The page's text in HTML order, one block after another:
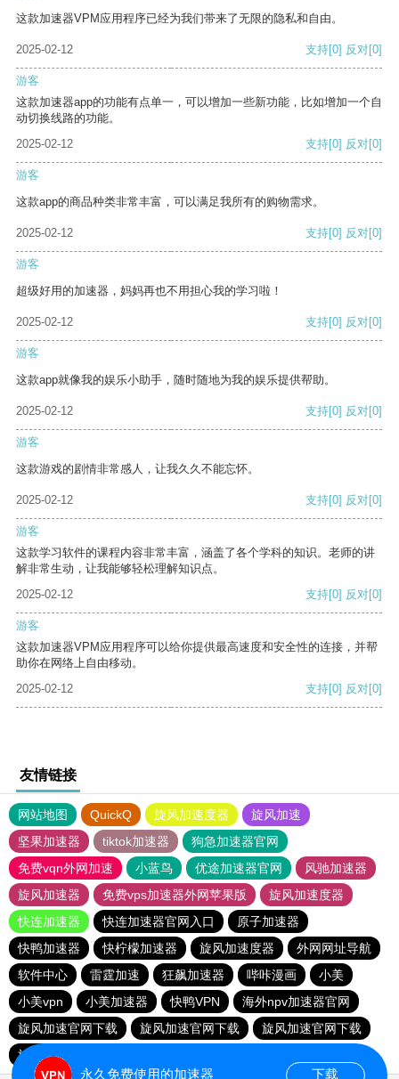
这款加速器VPM应用程序已经为我们带来了无限的隐私和自由。
2025-02-12 支持[0] 反对[0]
游客
这款加速器app的功能有点单一，可以增加一些新功能，比如增加一个自
动切换线路的功能。
2025-02-12
支持[0] 反对[0]
游客
这款app的商品种类非常丰富，可以满足我所有的购物需求。
2025-02-12 支持[0] 反对[0]
游客
超级好用的加速器，妈妈再也不用担心我的学习啦！
2025-02-12 支持[0] 反对[0]
游客
这款app就像我的娱乐小助手，随时随地为我的娱乐提供帮助。
2025-02-12 支持[0] 反对[0]
游客
这款游戏的剧情非常感人，让我久久不能忘怀。
2025-02-12 支持[0] 反对[0]
游客
这款学习软件的课程内容非常丰富，涵盖了各个学科的知识。老师的讲
解非常生动，让我能够轻松理解知识点。
2025-02-12
支持[0] 反对[0]
游客
这款加速器VPM应用程序可以给你提供最高速度和安全性的连接，并帮
助你在网络上自由移动。
2025-02-12
支持[0] 反对[0]
友情链接
网站地图 QuickQ 旋风加速度器
旋风加速
坚果加速器
tiktok加速器
狗急加速器官网
免费vqn外网加速
小蓝鸟 优途加速器官网
风驰加速器
旋风加速器
免费vps加速器外网苹果版
旋风加速度器
快连加速器
快连加速器官网入口
原子加速器
快鸭加速器
快柠檬加速器 旋风加速度器
外网网址导航
软件中心
雷霆加速 狂飙加速器 哔咔漫画
小美
小美vpn
小美加速器 快鸭VPN
海外npv加速器官网
旋风加速官网下载
旋风加速官网下载
旋风加速官网下载
旋风加速官网下载
永久免费使用的加速器 下载